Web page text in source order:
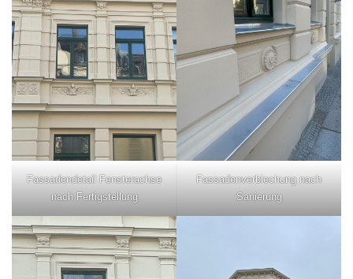
Fassadendetail Fensterachse
nach Fertigstellung
Fassadenverblechung nach
Sanierung